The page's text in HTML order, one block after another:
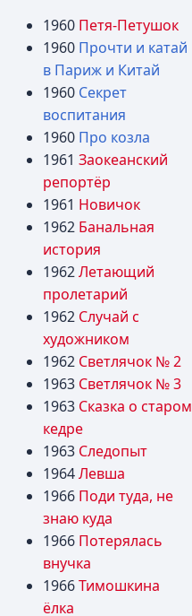
1960 Петя-Петушок
1960 Прочти и катай
в Париж и Китай
1960 Секрет
воспитания
1960 Про козла
1961 Заокеанский
репортёр
1961 Новичок
1962 Банальная
история
1962Летающий
пролетарий
1962 Случай с
художником
1962 Светлячок № 2
1963 Светлячок № 3
1963 Сказка о старом
кедре
1963 Следопыт
1964Левша
1966 Поди туда, не
знаю куда
1966 Потерялась
внучка
1966Тимошкина
ёлка